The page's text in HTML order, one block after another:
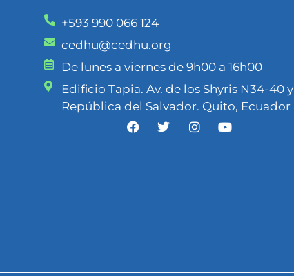
+593 990 066 124
cedhu@cedhu.org
De lunes a viernes de 9h00 a 16h00
Edificio Tapia. Av. de los Shyris N34-40 y
República del Salvador. Quito, Ecuador